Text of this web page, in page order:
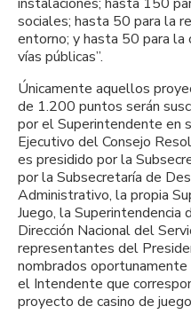
sociales; hasta 50 para la
entorno; y hasta 50 para la
vías públicas”.
Únicamente aquellos
de 1.200 puntos serán
por el Superintendente en
Ejecutivo del Consejo
es presidido por la
por la Subsecretaría de
Administrativo, la propia
Juego, la Superintendencia
Dirección Nacional del
representantes del
nombrados
el Intendente que
proyecto de casino de